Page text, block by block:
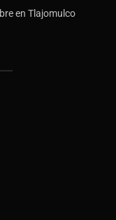
en Tlajomulco